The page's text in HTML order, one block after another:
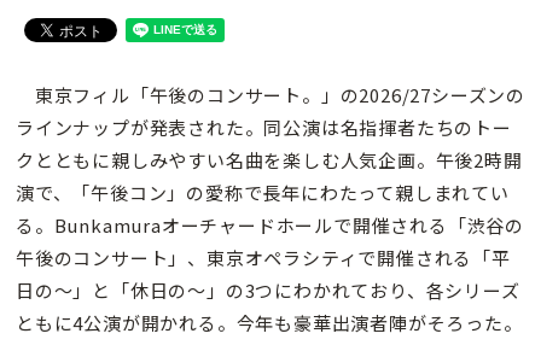
東京フィル「午後のコンサート。」の2026/27シーズンの
ラインナップが発表された。同公演は名指揮者たちのトー
クとともに親しみやすい名曲を楽しむ人気企画。午後2時開
演で、「午後コン」の愛称で長年にわたって親しまれてい
る。Bunkamuraオーチャードホールで開催される「渋谷の
午後のコンサート」、東京オペラシティで開催される「平
日の〜」と「休日の〜」の3つにわかれており、各シリーズ
ともに4公演が開かれる。今年も豪華出演者陣がそろった。